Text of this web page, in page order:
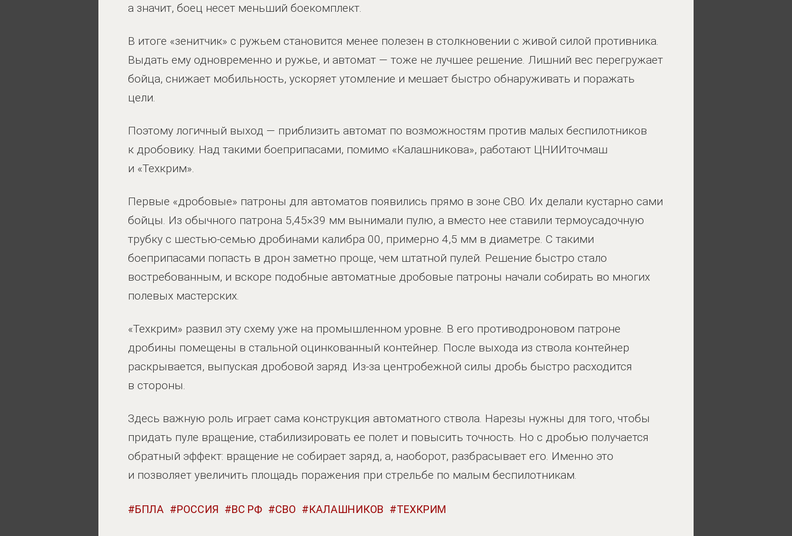
а значит, боец несет меньший боекомплект.
В итоге «зенитчик» с ружьем становится менее полезен в столкновении с живой силой противника.
Выдать ему одновременно и ружье, и автомат — тоже не лучшее решение. Лишний вес перегружает
бойца, снижает мобильность, ускоряет утомление и мешает быстро обнаруживать и поражать
цели.
Поэтому логичный выход — приблизить автомат по возможностям против малых беспилотников
к дробовику. Над такими боеприпасами, помимо «Калашникова», работают ЦНИИточмаш
и «Техкрим».
Первые «дробовые» патроны для автоматов появились прямо в зоне СВО. Их делали кустарно сами
бойцы. Из обычного патрона 5,45×39 мм вынимали пулю, а вместо нее ставили термоусадочную
трубку с шестью-семью дробинами калибра 00, примерно 4,5 мм в диаметре. С такими
боеприпасами попасть в дрон заметно проще, чем штатной пулей. Решение быстро стало
востребованным, и вскоре подобные автоматные дробовые патроны начали собирать во многих
полевых мастерских.
«Техкрим» развил эту схему уже на промышленном уровне. В его противодроновом патроне
дробины помещены в стальной оцинкованный контейнер. После выхода из ствола контейнер
раскрывается, выпуская дробовой заряд. Из-за центробежной силы дробь быстро расходится
в стороны.
Здесь важную роль играет сама конструкция автоматного ствола. Нарезы нужны для того, чтобы
придать пуле вращение, стабилизировать ее полет и повысить точность. Но с дробью получается
обратный эффект: вращение не собирает заряд, а, наоборот, разбрасывает его. Именно это
и позволяет увеличить площадь поражения при стрельбе по малым беспилотникам.
БПЛА РОССИЯ ВС РФ СВО КАЛАШНИКОВ ТЕХКРИМ